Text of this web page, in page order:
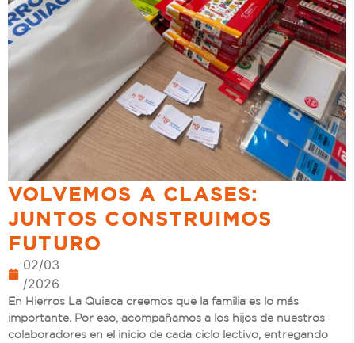
VOLVEMOS A CLASES:
JUNTOS CONSTRUIMOS
FUTURO
02/03
/2026
En Hierros La Quiaca creemos que la familia es lo más
importante. Por eso, acompañamos a los hijos de nuestros
colaboradores en el inicio de cada ciclo lectivo, entregando